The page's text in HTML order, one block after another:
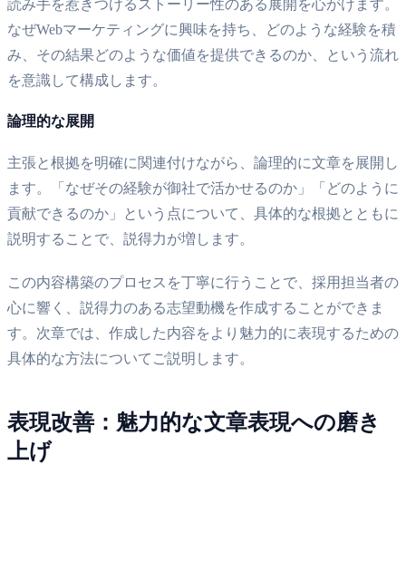
読み手を惹きつけるストーリー性のある展開を心がけます。
なぜWebマーケティングに興味を持ち、どのような経験を積
み、その結果どのような価値を提供できるのか、という流れ
を意識して構成します。
論理的な展開
主張と根拠を明確に関連付けながら、論理的に文章を展開し
ます。「なぜその経験が御社で活かせるのか」「どのように
貢献できるのか」という点について、具体的な根拠とともに
説明することで、説得力が増します。
この内容構築のプロセスを丁寧に行うことで、採用担当者の
心に響く、説得力のある志望動機を作成することができま
す。次章では、作成した内容をより魅力的に表現するための
具体的な方法についてご説明します。
表現改善：魅力的な文章表現への磨き
上げ